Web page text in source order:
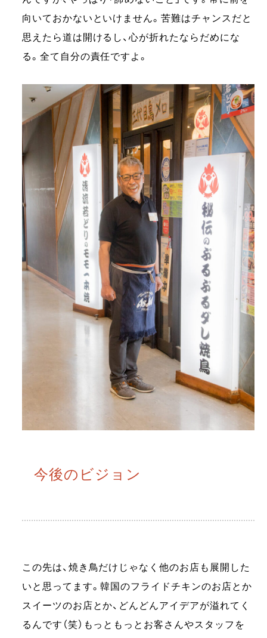
向いておかないといけません。苦難はチャンスだと
思えたら道は開けるし、心が折れたならだめにな
る。全て自分の責任ですよ。
今後のビジョン
この先は、焼き鳥だけじゃなく他のお店も展開した
いと思ってます。韓国のフライドチキンのお店とか
スイーツのお店とか、どんどんアイデアが溢れてく
るんです（笑）もっともっとお客さんやスタッフを